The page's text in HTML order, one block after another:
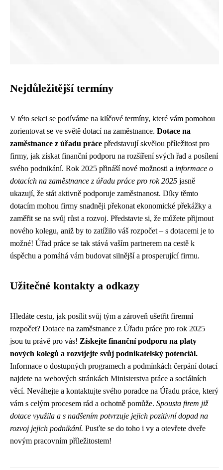
Nejdůležitější termíny
V této sekci se podíváme na klíčové termíny, které vám pomohou
zorientovat se ve světě dotací na zaměstnance. Dotace na
zaměstnance z úřadu práce představují skvělou příležitost pro
firmy, jak získat finanční podporu na rozšíření svých řad a posílení
svého podnikání. Rok 2025 přináší nové možnosti a informace o
dotacích na zaměstnance z úřadu práce pro rok 2025 jasně
ukazují, že stát aktivně podporuje zaměstnanost. Díky těmto
dotacím mohou firmy snadněji překonat ekonomické překážky a
zaměřit se na svůj růst a rozvoj. Představte si, že můžete přijmout
nového kolegu, aniž by to zatížilo váš rozpočet – s dotacemi je to
možné! Úřad práce se tak stává vaším partnerem na cestě k
úspěchu a pomáhá vám budovat silnější a prosperující firmu.
Užitečné kontakty a odkazy
Hledáte cestu, jak posílit svůj tým a zároveň ušetřit firemní
rozpočet? Dotace na zaměstnance z Úřadu práce pro rok 2025
jsou tu právě pro vás! Získejte finanční podporu na platy
nových kolegů a rozvíjejte svůj podnikatelský potenciál.
Informace o dostupných programech a podmínkách čerpání dotací
najdete na webových stránkách Ministerstva práce a sociálních
věcí. Neváhejte a kontaktujte svého poradce na Úřadu práce, který
vám s celým procesem rád a ochotně pomůže. Spousta firem již
dotace využila a s nadšením potvrzuje jejich pozitivní dopad na
rozvoj jejich podnikání. Pusťte se do toho i vy a otevřete dveře
novým pracovním příležitostem!